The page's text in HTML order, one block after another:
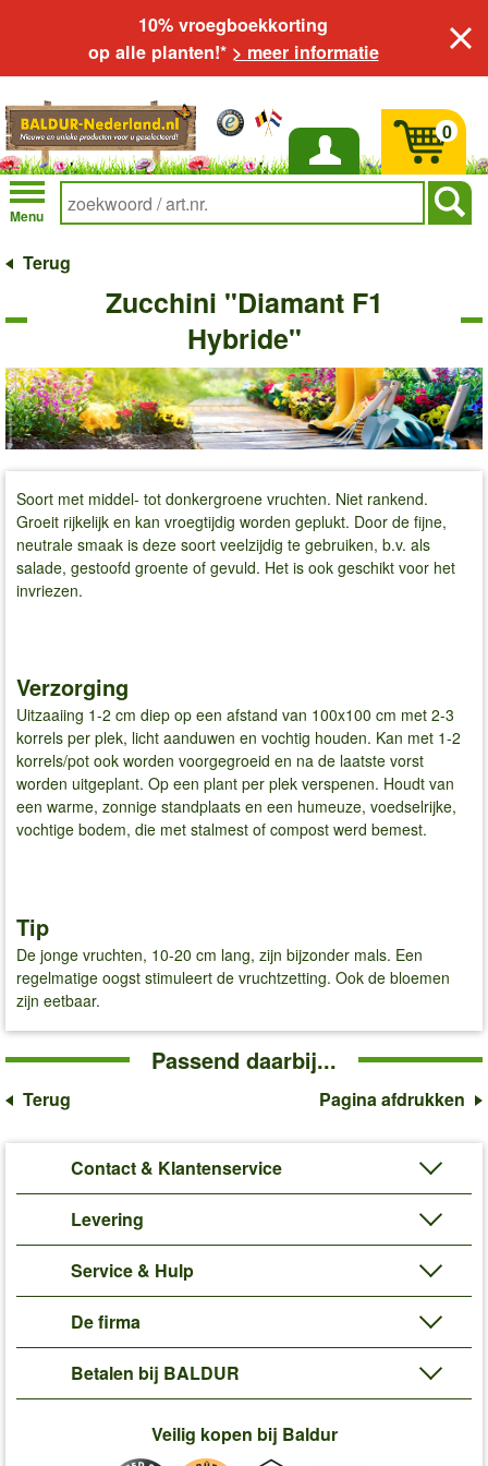
10% vroegboekkorting
op alle planten!* > meer informatie
Inloggen
Menu
0
Terug
Zucchini "Diamant F1
Hybride"
Soort met middel- tot donkergroene vruchten. Niet rankend.
Groeit rijkelijk en kan vroegtijdig worden geplukt. Door de fijne,
neutrale smaak is deze soort veelzijdig te gebruiken, b.v. als
salade, gestoofd groente of gevuld. Het is ook geschikt voor het
invriezen.
Verzorging
Uitzaaiing 1-2 cm diep op een afstand van 100x100 cm met 2-3
korrels per plek, licht aanduwen en vochtig houden. Kan met 1-2
korrels/pot ook worden voorgegroeid en na de laatste vorst
worden uitgeplant. Op een plant per plek verspenen. Houdt van
een warme, zonnige standplaats en een humeuze, voedselrijke,
vochtige bodem, die met stalmest of compost werd bemest.
Tip
De jonge vruchten, 10-20 cm lang, zijn bijzonder mals. Een
regelmatige oogst stimuleert de vruchtzetting. Ook de bloemen
zijn eetbaar.
Passend daarbij...
Terug Pagina afdrukken
Contact & Klantenservice
Levering
Service & Hulp
De firma
Betalen bij BALDUR
Veilig kopen bij Baldur